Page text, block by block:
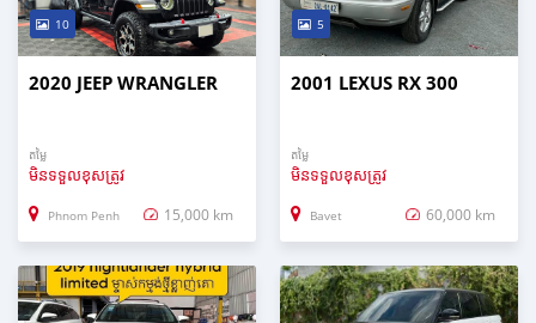
10
2020 JEEP WRANGLER
តម្លៃ
មិនទទួលខុសត្រូវ
Phnom Penh 15,000 km
5
2001 LEXUS RX 300
តម្លៃ
មិនទទួលខុសត្រូវ
Bavet 60,000 km